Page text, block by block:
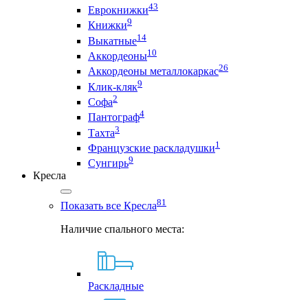
Еврокнижки43
Книжки9
Выкатные14
Аккордеоны10
Аккордеоны металлокаркас26
Клик-кляк9
Софа2
Пантограф4
Тахта3
Французские раскладушки1
Сунгирь9
Кресла
Показать все Кресла81
Наличие спального места:
Раскладные